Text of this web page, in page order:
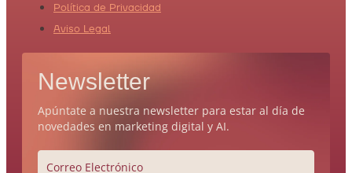
Política de Privacidad
Aviso Legal
Newsletter
Apúntate a nuestra newsletter para estar al día de
novedades en marketing digital y AI.